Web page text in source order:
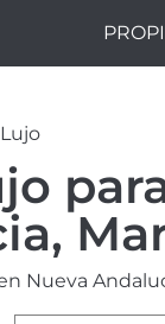
Lujo
Nueva